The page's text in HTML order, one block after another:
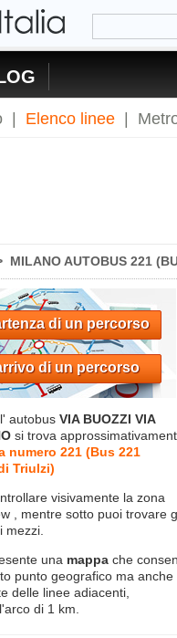
Elenco linee
MILANO AUTOBUS 221
di un percorso
di un percorso
autobus VIA BUOZZI VIA
si trova
numero 221 (Bus 221
Triulzi)
visivamente la zona
, mentre sotto puoi trovare
mezzi.
una mappa che
punto geografico ma anche
delle linee adiacenti,
di 1 km.